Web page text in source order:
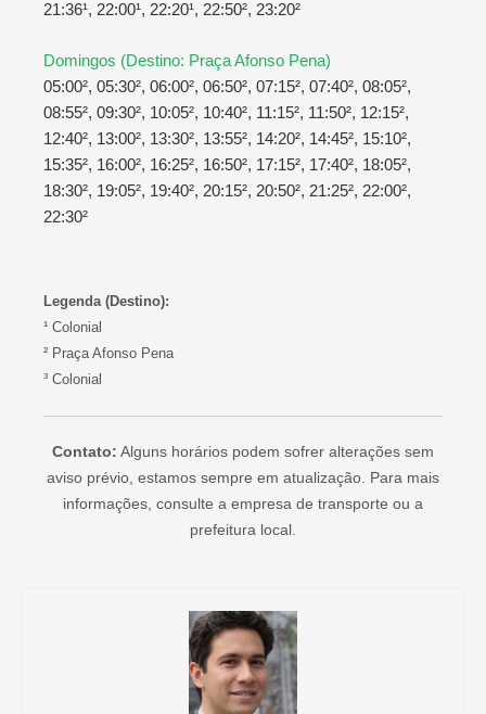
21:36¹, 22:00¹, 22:20¹, 22:50², 23:20²
Domingos (Destino: Praça Afonso Pena)
05:00², 05:30², 06:00², 06:50², 07:15², 07:40², 08:05²,
08:55², 09:30², 10:05², 10:40², 11:15², 11:50², 12:15²,
12:40², 13:00², 13:30², 13:55², 14:20², 14:45², 15:10²,
15:35², 16:00², 16:25², 16:50², 17:15², 17:40², 18:05²,
18:30², 19:05², 19:40², 20:15², 20:50², 21:25², 22:00²,
22:30²
Legenda (Destino):
¹ Colonial
² Praça Afonso Pena
³ Colonial
Contato: Alguns horários podem sofrer alterações sem
aviso prévio, estamos sempre em atualização. Para mais
informações, consulte a empresa de transporte ou a
prefeitura local.